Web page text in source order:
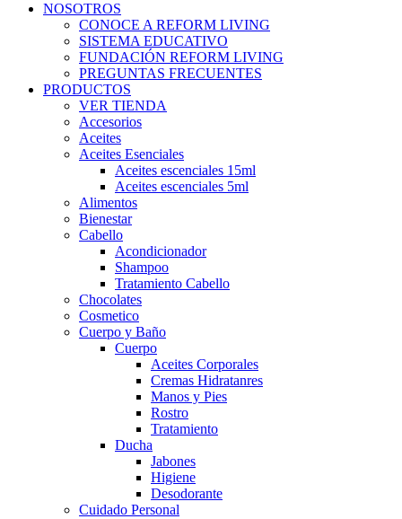
NOSOTROS
CONOCE A REFORM LIVING
SISTEMA EDUCATIVO
FUNDACIÓN REFORM LIVING
PREGUNTAS FRECUENTES
PRODUCTOS
VER TIENDA
Accesorios
Aceites
Aceites Esenciales
Aceites escenciales 15ml
Aceites escenciales 5ml
Alimentos
Bienestar
Cabello
Acondicionador
Shampoo
Tratamiento Cabello
Chocolates
Cosmetico
Cuerpo y Baño
Cuerpo
Aceites Corporales
Cremas Hidratanres
Manos y Pies
Rostro
Tratamiento
Ducha
Jabones
Higiene
Desodorante
Cuidado Personal